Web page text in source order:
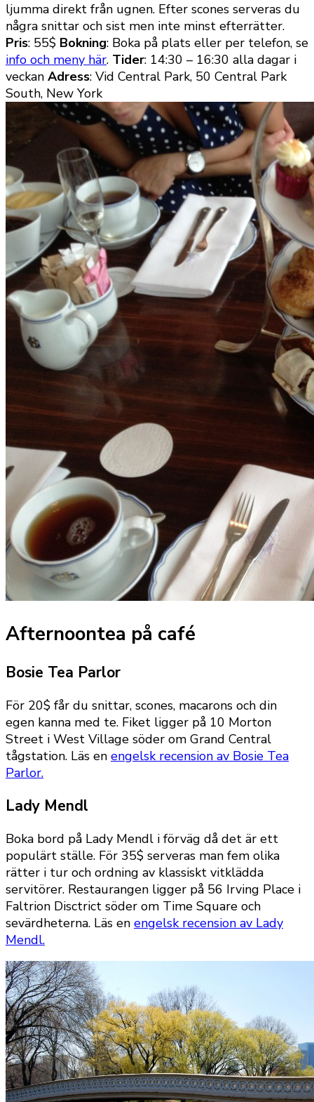
ljumma direkt från ugnen. Efter scones serveras du
några snittar och sist men inte minst efterrätter.
Pris: 55$ Bokning: Boka på plats eller per telefon, se
info och meny här. Tider: 14:30 – 16:30 alla dagar i
veckan Adress: Vid Central Park, 50 Central Park
South, New York
Afternoontea på café
Bosie Tea Parlor
För 20$ får du snittar, scones, macarons och din
egen kanna med te. Fiket ligger på 10 Morton
Street i West Village söder om Grand Central
tågstation. Läs en engelsk recension av Bosie Tea
Parlor.
Lady Mendl
Boka bord på Lady Mendl i förväg då det är ett
populärt ställe. För 35$ serveras man fem olika
rätter i tur och ordning av klassiskt vitklädda
servitörer. Restaurangen ligger på 56 Irving Place i
Faltrion Disctrict söder om Time Square och
sevärdheterna. Läs en engelsk recension av Lady
Mendl.